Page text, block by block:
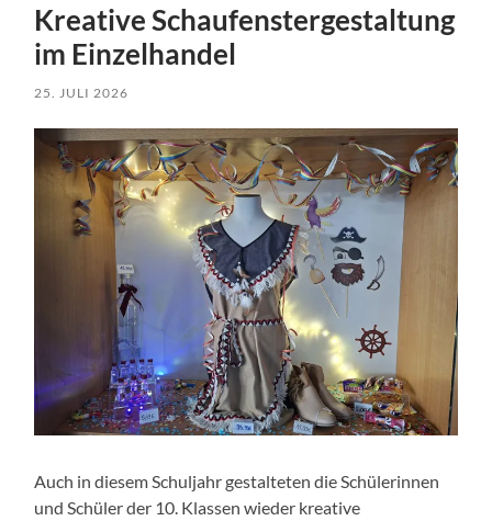
Kreative Schaufenstergestaltung
im Einzelhandel
25. JULI 2026
Auch in diesem Schuljahr gestalteten die Schülerinnen
und Schüler der 10. Klassen wieder kreative